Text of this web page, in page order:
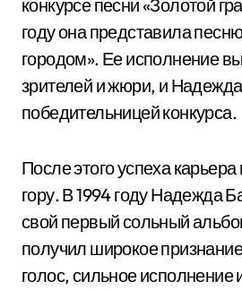
конкурсе песни «Золотой
году она представила
городом». Ее исполнение
зрителей и жюри, и
победительницей конкурса.
После этого успеха
гору. В 1994 году Надежда
свой первый сольный
получил широкое
голос, сильное исполнение